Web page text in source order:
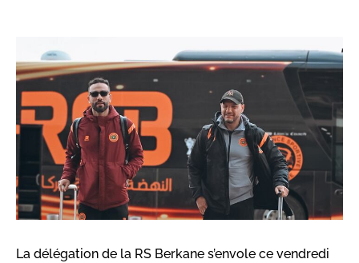
La délégation de la RS Berkane s’envole ce vendredi